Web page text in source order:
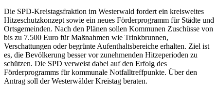
Die SPD-Kreistagsfraktion im Westerwald fordert ein kreisweites
Hitzeschutzkonzept sowie ein neues Förderprogramm für Städte und
Ortsgemeinden. Nach den Plänen sollen Kommunen Zuschüsse von
bis zu 7.500 Euro für Maßnahmen wie Trinkbrunnen,
Verschattungen oder begrünte Aufenthaltsbereiche erhalten. Ziel ist
es, die Bevölkerung besser vor zunehmenden Hitzeperioden zu
schützen. Die SPD verweist dabei auf den Erfolg des
Förderprogramms für kommunale Notfalltreffpunkte. Über den
Antrag soll der Westerwälder Kreistag beraten.